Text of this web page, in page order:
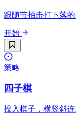
跟随节拍击打下落
开始
策略
四子棋
投入棋子，横竖斜